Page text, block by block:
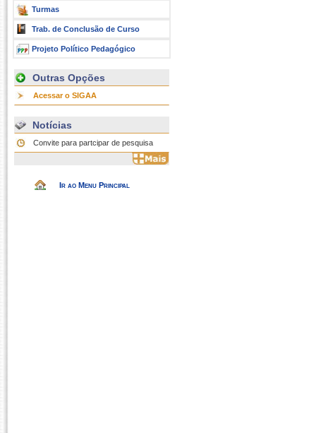
Turmas
Trab. de Conclusão de Curso
Projeto Político Pedagógico
Outras Opções
Acessar o SIGAA
Notícias
Convite para partcipar de pesquisa
Ir ao Menu Principal